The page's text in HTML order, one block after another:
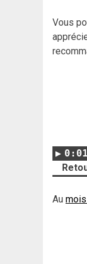
Vous
Au